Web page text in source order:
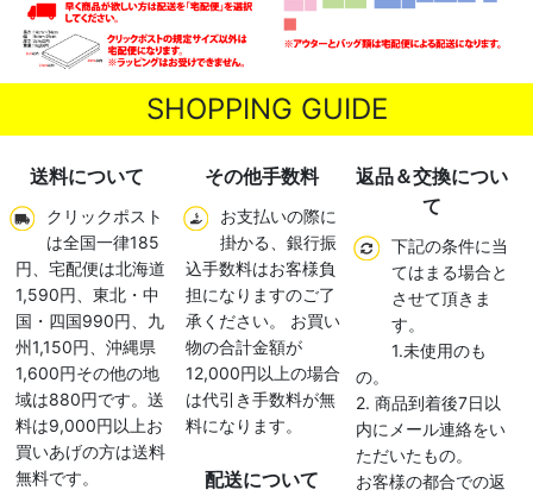
SHOPPING GUIDE
送料について
クリックポスト
は全国一律185
円、宅配便は北海道
1,590円、東北・中
国・四国990円、九
州1,150円、沖縄県
1,600円その他の地
域は880円です。送
料は9,000円以上お
買いあげの方は送料
無料です。
その他手数料
お支払いの際に
掛かる、銀行振
込手数料はお客様負
担になりますのご了
承ください。 お買い
物の合計金額が
12,000円以上の場合
は代引き手数料が無
料になります。
配送について
返品＆交換につい
て
下記の条件に当
てはまる場合と
させて頂きま
す。
1.未使用のも
の。
2. 商品到着後7日以
内にメール連絡をい
ただいたもの。
お客様の都合での返